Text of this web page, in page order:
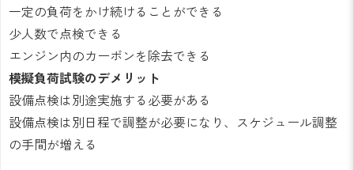
一定の負荷をかけ続けることができる
少人数で点検できる
エンジン内のカーボンを除去できる
模擬負荷試験のデメリット
設備点検は別途実施する必要がある
設備点検は別日程で調整が必要になり、スケジュール調整
の手間が増える